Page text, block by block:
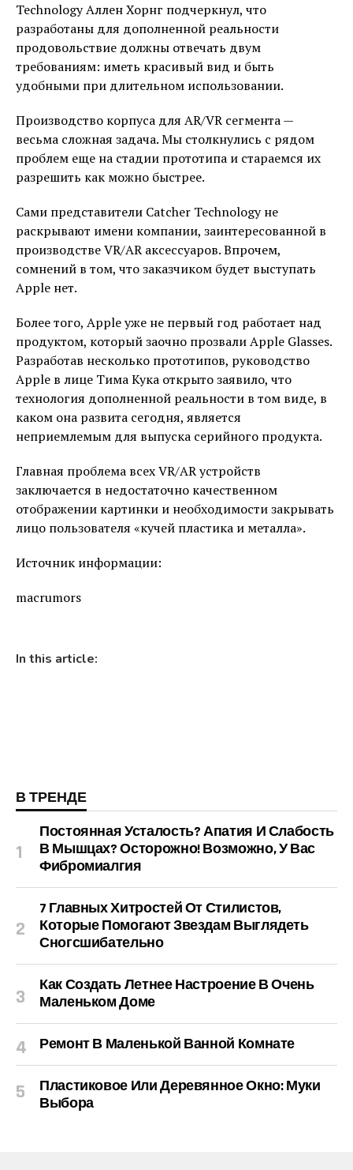
Technology Аллен Хорнг подчеркнул, что
разработаны для дополненной реальности
продовольствие должны отвечать двум
требованиям: иметь красивый вид и быть
удобными при длительном использовании.
Производство корпуса для AR/VR сегмента —
весьма сложная задача. Мы столкнулись с рядом
проблем еще на стадии прототипа и стараемся их
разрешить как можно быстрее.
Сами представители Catcher Technology не
раскрывают имени компании, заинтересованной в
производстве VR/AR аксессуаров. Впрочем,
сомнений в том, что заказчиком будет выступать
Apple нет.
Более того, Apple уже не первый год работает над
продуктом, который заочно прозвали Apple Glasses.
Разработав несколько прототипов, руководство
Apple в лице Тима Кука открыто заявило, что
технология дополненной реальности в том виде, в
каком она развита сегодня, является
неприемлемым для выпуска серийного продукта.
Главная проблема всех VR/AR устройств
заключается в недостаточно качественном
отображении картинки и необходимости закрывать
лицо пользователя «кучей пластика и металла».
Источник информации:
macrumors
In this article:
В ТРЕНДЕ
Постоянная Усталость? Апатия И Слабость
В Мышцах? Осторожно! Возможно, У Вас
Фибромиалгия
7 Главных Хитростей От Стилистов,
Которые Помогают Звездам Выглядеть
Сногсшибательно
Как Создать Летнее Настроение В Очень
Маленьком Доме
Ремонт В Маленькой Ванной Комнате
Пластиковое Или Деревянное Окно: Муки
Выбора